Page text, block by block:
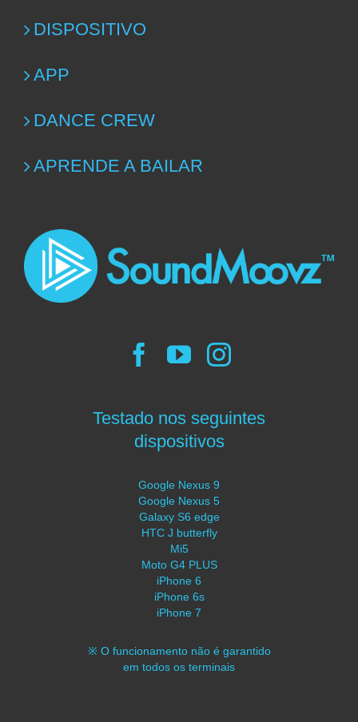
DISPOSITIVO
APP
DANCE CREW
APRENDE A BAILAR
Testado nos seguintes
dispositivos
Google Nexus 9
Google Nexus 5
Galaxy S6 edge
HTC J butterfly
Mi5
Moto G4 PLUS
iPhone 6
iPhone 6s
iPhone 7
※ O funcionamento não é garantido
em todos os terminais